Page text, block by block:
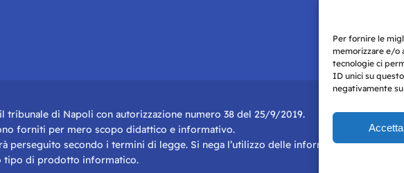
Per fornire le
memorizzare e/o
tecnologie ci
ID unici su
negativamente
Accetta
tribunale di Napoli con autorizzazione numero 38 del 25/9/2019.
forniti per mero scopo didattico e informativo.
perseguito secondo i termini di legge. Si nega l’utilizzo delle informazioni in questo
tipo di prodotto informatico.